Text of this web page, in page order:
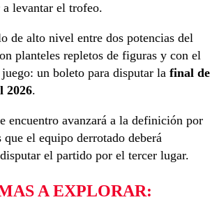
levantar el trofeo.
de alto nivel entre dos potencias del
planteles repletos de figuras y con el
un boleto para disputar la final de
2026.
encuentro avanzará a la definición por
el equipo derrotado deberá
el partido por el tercer lugar.
A EXPLORAR: